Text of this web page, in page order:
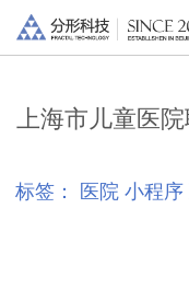
上海市儿童医
标签： 医院 小程序